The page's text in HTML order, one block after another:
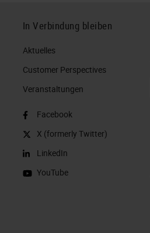
In Verbindung bleiben
Aktuelles
Customer Perspectives​
Veranstaltungen
Facebook
X (formerly Twitter)
LinkedIn
YouTube